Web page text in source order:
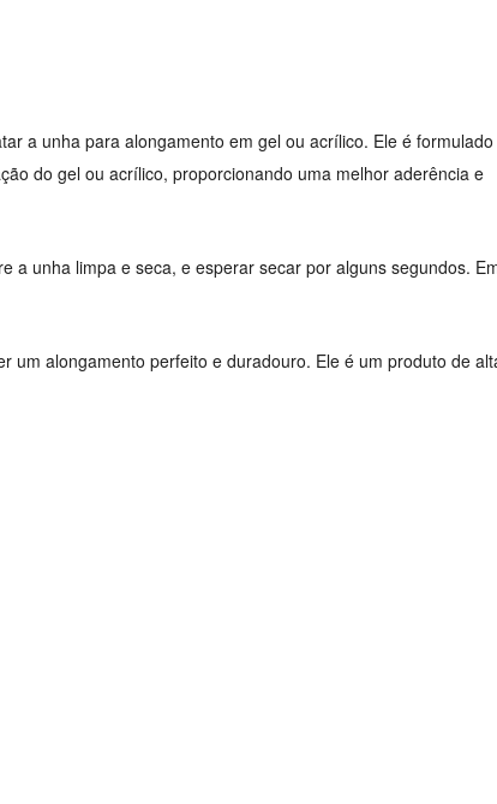
a unha para alongamento em gel ou acrílico. Ele é formulado
do gel ou acrílico, proporcionando uma melhor aderência e
a unha limpa e seca, e esperar secar por alguns segundos.
um alongamento perfeito e duradouro. Ele é um produto de